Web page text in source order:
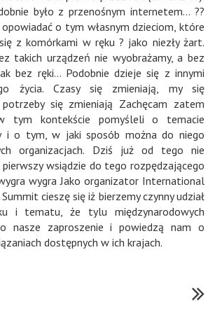
było z przenośnym internetem… ??
o tym własnym dzieciom, które
z komórkami w ręku ? jako niezły żart.
takich urządzeń nie wyobrażamy, a bez
bez ręki… Podobnie dzieje się z innymi
życia. Czasy się zmieniają, my się
potrzeby się zmieniają Zachęcam zatem
tym kontekście pomyśleli o temacie
i o tym, w jaki sposób można do niego
organizacjach. Dziś już od tego nie
wsiądzie do tego rozpędzającego
wygra Jako organizator International
Summitcieszę się iż bierzemy czynny udział
i tematu, że tylu międzynarodowych
nasze zaproszenie i powiedzą nam o
dostępnych w ich krajach.